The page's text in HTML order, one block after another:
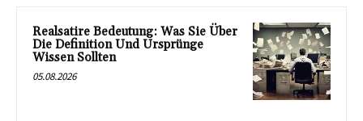
Realsatire Bedeutung: Was Sie Über
Die Definition Und Ursprünge
Wissen Sollten
05.08.2026